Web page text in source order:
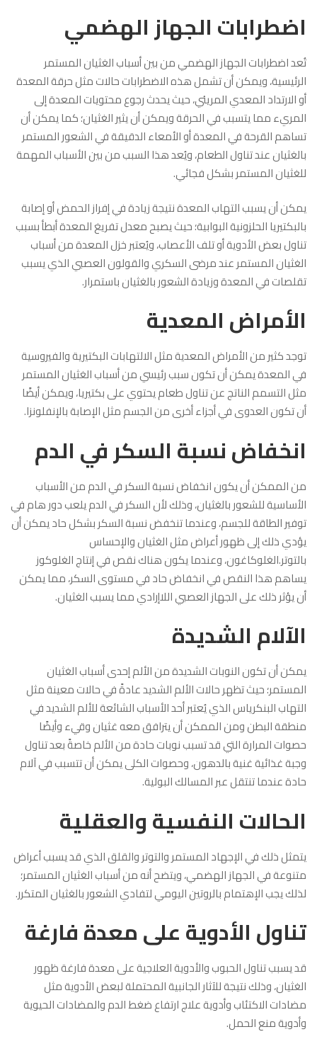
اضطرابات الجهاز الهضمي
تُعد اضطرابات الجهاز الهضمي من بين أسباب الغثيان المستمر
الرئيسية، ويمكن أن تشمل هذه الاضطرابات حالات مثل حرقة المعدة
أو الارتداد المعدي المريئي، حيث يحدث رجوع محتويات المعدة إلى
المريء مما يتسبب في الحرقة ويمكن أن يثير الغثيان؛ كما يمكن أن
تساهم القرحة في المعدة أو الأمعاء الدقيقة في الشعور المستمر
بالغثيان عند تناول الطعام، ويُعد هذا السبب من بين الأسباب المهمة
للغثيان المستمر بشكل فجائي.
يمكن أن يسبب التهاب المعدة نتيجة زيادة في إفراز الحمض أو إصابة
بالبكتيريا الحلزونية البوابية؛ حيث يصبح معدل تفريغ المعدة أبطأ بسبب
تناول بعض الأدوية أو تلف الأعصاب، ويُعتبر خزل المعدة من أسباب
الغثيان المستمر عند مرضى السكري والقولون العصبي الذي يسبب
تقلصات في المعدة وزيادة الشعور بالغثيان باستمرار.
الأمراض المعدية
توجد كثير من الأمراض المعدية مثل الالتهابات البكتيرية والفيروسية
في المعدة يمكن أن تكون سبب رئيسي من أسباب الغثيان المستمر
مثل التسمم الناتج عن تناول طعام يحتوي على بكتيريا، ويمكن أيضًا
أن تكون العدوى في أجزاء أخرى من الجسم مثل الإصابة بالإنفلونزا.
انخفاض نسبة السكر في الدم
من الممكن أن يكون انخفاض نسبة السكر في الدم من الأسباب
الأساسية للشعور بالغثيان، وذلك لأن السكر في الدم يلعب دور هام في
توفير الطاقة للجسم، وعندما تنخفض نسبة السكر بشكل حاد يمكن أن
يؤدي ذلك إلى ظهور أعراض مثل الغثيان والإحساس
بالتوتر.الغلوكاغون، وعندما يكون هناك نقص في إنتاج الغلوكوز
يساهم هذا النقص في انخفاض حاد في مستوى السكر، مما يمكن
أن يؤثر ذلك على الجهاز العصبي اللاإرادي مما يسبب الغثيان.
الآلام الشديدة
يمكن أن تكون النوبات الشديدة من الألم إحدى أسباب الغثيان
المستمر؛ حيث تظهر حالات الألم الشديد عادةً في حالات معينة مثل
التهاب البنكرياس الذي يُعتبر أحد الأسباب الشائعة للألم الشديد في
منطقة البطن ومن الممكن أن يترافق معه غثيان وقيء وأيضًا
حصوات المرارة التي قد تسبب نوبات حادة من الألم خاصةً بعد تناول
وجبة غذائية غنية بالدهون، وحصوات الكلى يمكن أن تتسبب في آلام
حادة عندما تنتقل عبر المسالك البولية.
الحالات النفسية والعقلية
يتمثل ذلك في الإجهاد المستمر والتوتر والقلق الذي قد يسبب أعراض
متنوعة في الجهاز الهضمي، ويتضح أنه من أسباب الغثيان المستمر؛
لذلك يجب الإهتمام بالروتين اليومي لتفادي الشعور بالغثيان المتكرر.
تناول الأدوية على معدة فارغة
قد يسبب تناول الحبوب والأدوية العلاجية على معدة فارغة ظهور
الغثيان، وذلك نتيجة للآثار الجانبية المحتملة لبعض الأدوية مثل
مضادات الاكتئاب وأدوية علاج ارتفاع ضغط الدم والمضادات الحيوية
وأدوية منع الحمل.